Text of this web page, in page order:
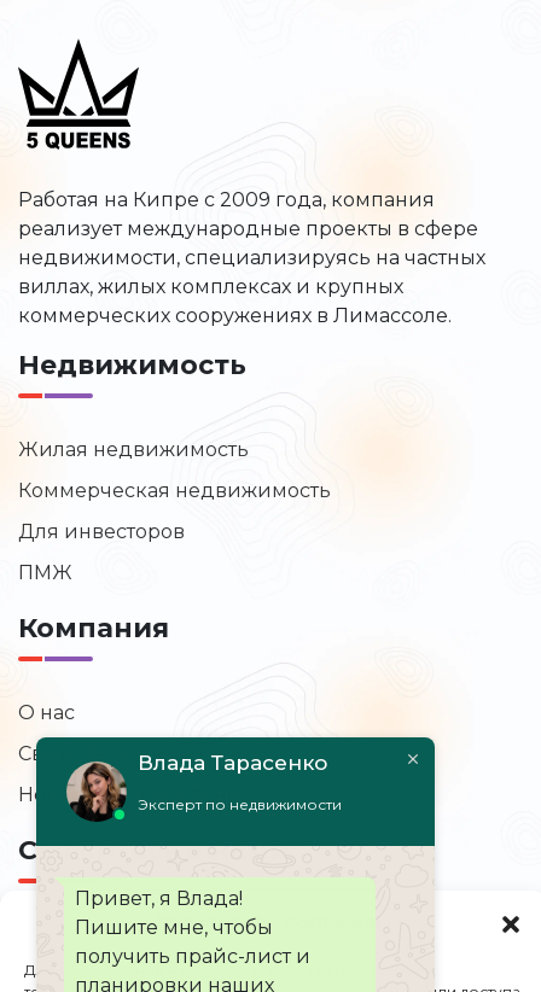
Управление согласием
Для обеспечения наилучшего опыта мы используем
Работая на Кипре с 2009 года, компания
реализует международные проекты в сфере
недвижимости, специализируясь на частных
виллах, жилых комплексах и крупных
коммерческих сооружениях в Лимассоле.
Недвижимость
Жилая недвижимость
Коммерческая недвижимость
Для инвесторов
ПМЖ
Компания
О нас
Свяжитесь с нами
Новости и обновления
Свяжитесь с нами
+357 25 000 000
sales@5queens.com
Влада Тарасенко
Эксперт по недвижимости
Привет, я Влада!
Пишите мне, чтобы
получить прайс-лист и
планировки наших